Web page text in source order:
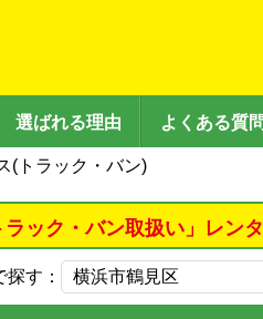
選ばれる理由 よくある質問
(トラック・バン)
ック・バン取扱い」レン
す：